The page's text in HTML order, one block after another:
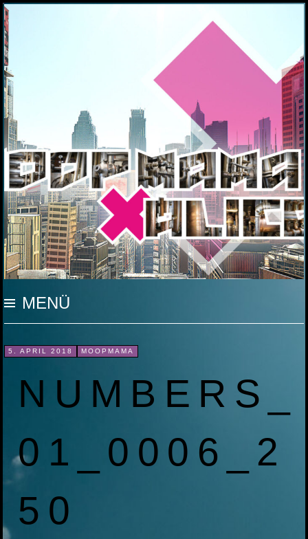
MOOP MAMA
MENÜ
INHALT
SPRINGEN
5. APRIL 2018 MOOPMAMA
NUMBERS_
01_0006_2
50